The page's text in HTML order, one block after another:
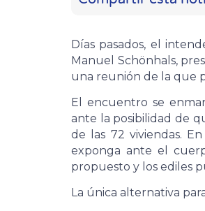
Días pasados, el
Manuel Schönhals,
una reunión de la que
El encuentro se
ante la posibilidad de
de las 72 viviendas.
exponga ante el
propuesto y los ediles
La única alternativa